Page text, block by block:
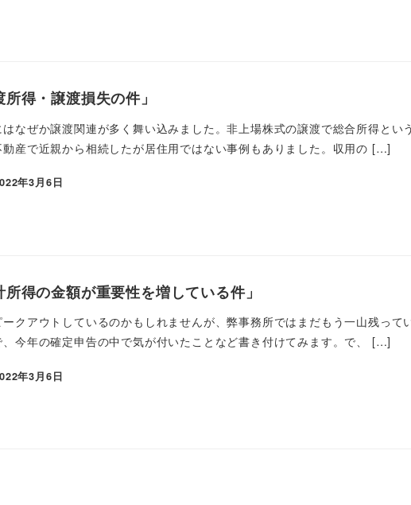
得・譲渡損失の件」
なぜか譲渡関連が多く舞い込みました。非上場株式の譲渡で総合所得とい
産で近親から相続したが居住用ではない事例もありました。収用の […]
年3月6日
得の金額が重要性を増している件」
クアウトしているのかもしれませんが、弊事務所ではまだもう一山残って
今年の確定申告の中で気が付いたことなど書き付けてみます。で、 […]
年3月6日